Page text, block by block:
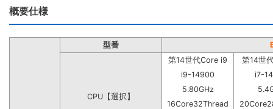
概要仕様
型番
CPU【選択】
第14世代Core i9
第14世
i9-14900
i7-
5.80GHz
16Core32Thread